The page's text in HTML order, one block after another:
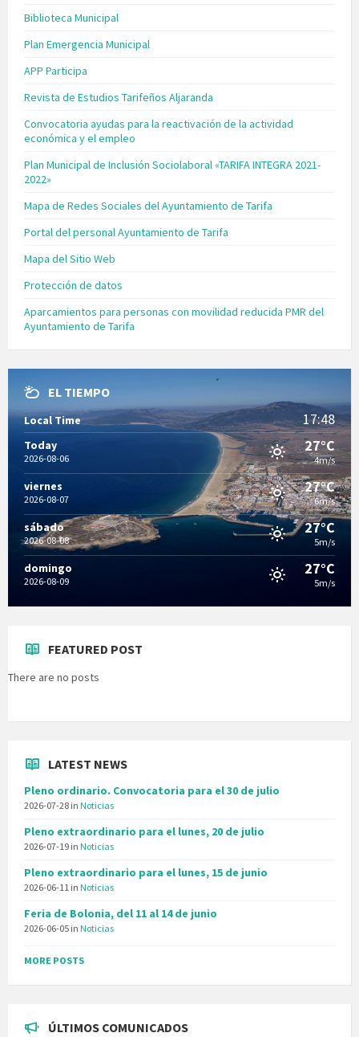
Biblioteca Municipal
Plan Emergencia Municipal
APP Participa
Revista de Estudios Tarifeños Aljaranda
Convocatoria ayudas para la reactivación de la actividad
económica y el empleo
Plan Municipal de Inclusión Sociolaboral «TARIFA INTEGRA 2021-
2022»
Mapa de Redes Sociales del Ayuntamiento de Tarifa
Portal del personal Ayuntamiento de Tarifa
Mapa del Sitio Web
Protección de datos
Aparcamientos para personas con movilidad reducida PMR del
Ayuntamiento de Tarifa
EL TIEMPO
Local Time 17:48
Today
2026-08-06
27°C
4m/s
viernes
2026-08-07
27°C
6m/s
sábado
2026-08-08
27°C
5m/s
domingo
2026-08-09
27°C
5m/s
FEATURED POST
There are no posts
LATEST NEWS
Pleno ordinario. Convocatoria para el 30 de julio
2026-07-28 in Noticias
Pleno extraordinario para el lunes, 20 de julio
2026-07-19 in Noticias
Pleno extraordinario para el lunes, 15 de junio
2026-06-11 in Noticias
Feria de Bolonia, del 11 al 14 de junio
2026-06-05 in Noticias
MORE POSTS
ÚLTIMOS COMUNICADOS